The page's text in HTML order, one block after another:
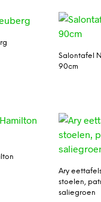
Salontafel
90cm
Ary
stoelen,
saliegroen